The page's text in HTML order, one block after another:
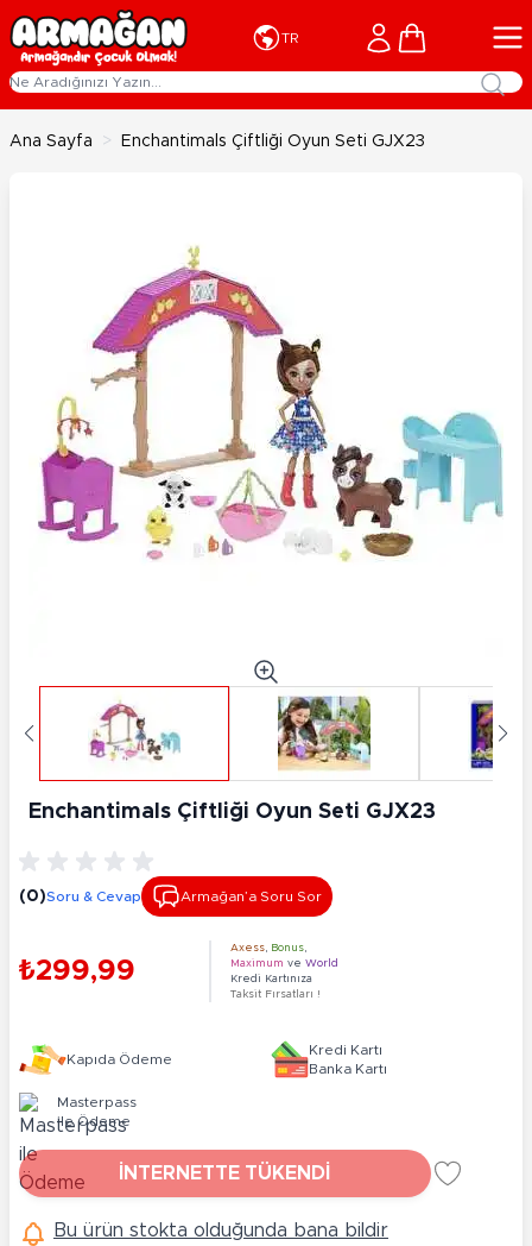
İçeriğe geç
TR Cart
Ana Sayfa > Enchantimals Çiftliği Oyun Seti GJX23
Enchantimals Çiftliği Oyun Seti GJX23
(0)Soru & Cevap Armağan’a Soru Sor
₺299,99
Axess Bonus
Maximum ve World
Kredi Kartınıza
Taksit Fırsatları !
Kapıda Ödeme
Kredi Kartı
Banka Kartı
Masterpass
ile Ödeme
İNTERNETTE TÜKENDİ
Bu ürün stokta olduğunda bana bildir